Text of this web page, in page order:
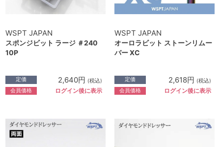
WSPT JAPAN
スポンジビット ラージ ＃240
10P
定価 2,640円 (税込)
会員価格 ログイン後に表示
WSPT JAPAN
オーロラビット ストーンリムー
バー XC
定価 2,618円 (税込)
会員価格 ログイン後に表示